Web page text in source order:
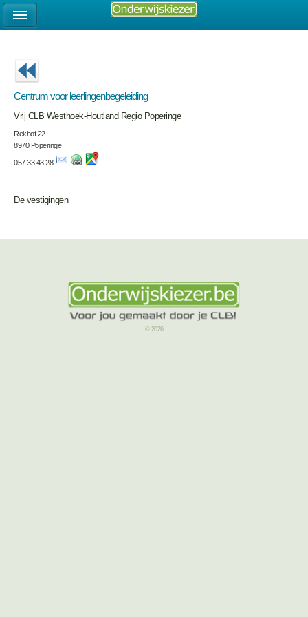
Centrum voor leerlingenbegeleiding
Vrij CLB Westhoek-Houtland Regio Poperinge
Rekhof 22
8970 Poperinge
057 33 43 28
De vestigingen
© 2026